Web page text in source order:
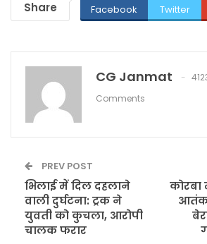
Share Facebook Twitter
CG Janmat
Comments
PREV POST
भिलाई में दिल दहलाने
वाली दुर्घटना: ट्रक ने
युवती को कुचला, आरोपी
चालक फरार
कोरबा